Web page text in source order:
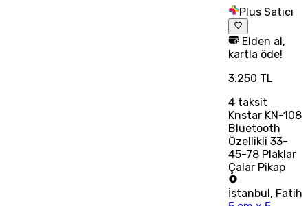
Plus Satıcı
Elden al,
kartla öde!
3.250 TL
4taksit
Knstar KN-108
Bluetooth
Özellikli 33-
45-78 Plaklar
Çalar Pikap
İstanbul, Fatih